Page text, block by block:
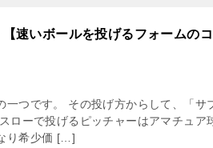
速いボールを投げるフォームのコ
つです。 その投げ方からして、「サ
ローで投げるピッチャーはアマチュア
り希少価 […]